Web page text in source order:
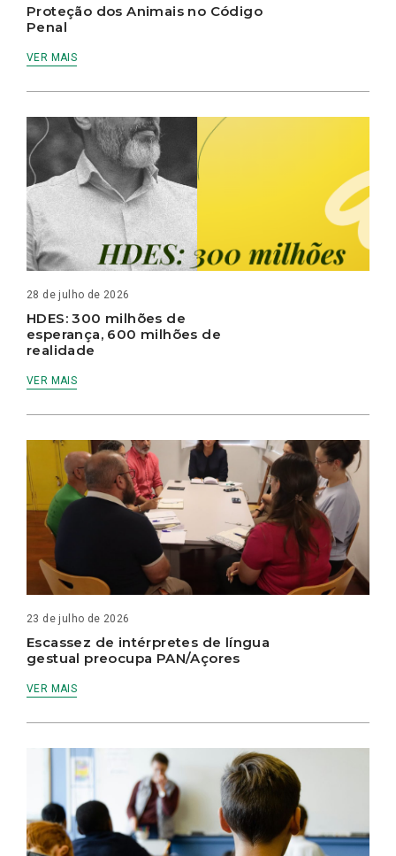
Proteção dos Animais no Código
Penal
VER MAIS
28 de julho de 2026
HDES: 300 milhões de
esperança, 600 milhões de
realidade
VER MAIS
23 de julho de 2026
Escassez de intérpretes de língua
gestual preocupa PAN/Açores
VER MAIS